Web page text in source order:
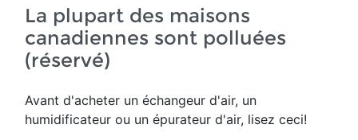
La plupart des maisons
canadiennes sont polluées
(réservé)
Avant d'acheter un échangeur d'air, un
humidificateur ou un épurateur d'air, lisez ceci!